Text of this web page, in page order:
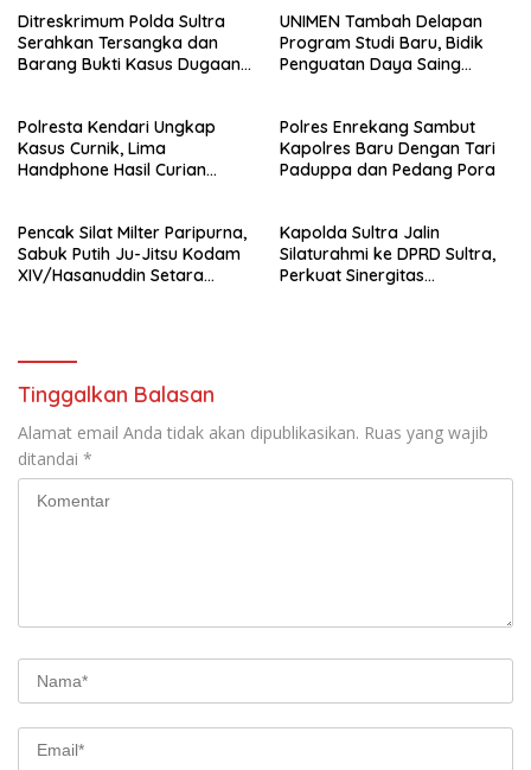
Ditreskrimum Polda Sultra
Serahkan Tersangka dan
Barang Bukti Kasus Dugaan
Kejaksaan
UNIMEN Tambah Delapan
Program Studi Baru, Bidik
Penguatan Daya Saing
Polresta Kendari Ungkap
Kasus Curnik, Lima
Handphone Hasil Curian
Polres Enrekang Sambut
Kapolres Baru Dengan Tari
Paduppa dan Pedang Pora
Pencak Silat Milter Paripurna,
Sabuk Putih Ju-Jitsu Kodam
XIV/Hasanuddin Setara
Kapolda Sultra Jalin
Silaturahmi ke DPRD Sultra,
Perkuat Sinergitas
Tinggalkan Balasan
Alamat email Anda tidak akan dipublikasikan. Ruas yang wajib
ditandai *